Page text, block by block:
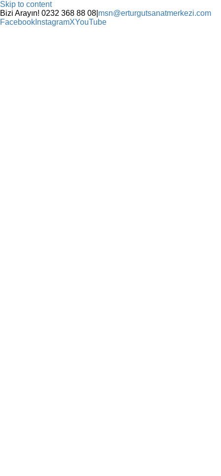
Skip to content
Bizi Arayın! 0232 368 88 08 msn@erturgutsanatmerkezi.com
Facebook InstagramXYouTube